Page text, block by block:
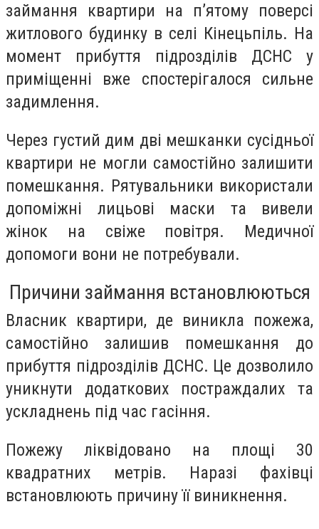
займання квартири на п’ятому поверсі
житлового будинку в селі Кінецьпіль. На
момент прибуття підрозділів ДСНС у
приміщенні вже спостерігалося сильне
задимлення.
Через густий дим дві мешканки сусідньої
квартири не могли самостійно залишити
помешкання. Рятувальники використали
допоміжні лицьові маски та вивели
жінок на свіже повітря. Медичної
допомоги вони не потребували.
Причини займання встановлюються
Власник квартири, де виникла пожежа,
самостійно залишив помешкання до
прибуття підрозділів ДСНС. Це дозволило
уникнути додаткових постраждалих та
ускладнень під час гасіння.
Пожежу ліквідовано на площі 30
квадратних метрів. Наразі фахівці
встановлюють причину її виникнення.